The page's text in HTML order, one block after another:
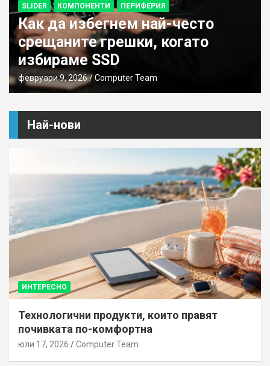
SLIDER КОМПОНЕНТИ ПЕРИФЕРИЯ
Как да избегнем най-често
срещаните грешки, когато
избираме SSD
февруари 9, 2026 Computer Team
Най-нови
ИНТЕРЕСНО
Технологични продукти, които правят
почивката по-комфортна
юли 17, 2026 Computer Team